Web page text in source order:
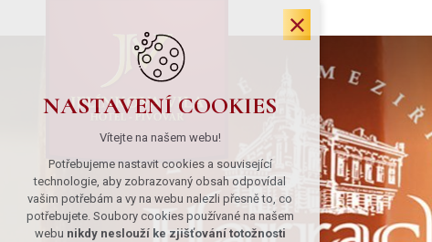
NASTAVENÍ COOKIES
Vítejte na našem webu!
Potřebujeme nastavit cookies a související
technologie, aby zobrazovaný obsah odpovídal
vašim potřebám a vy na webu nalezli přesně to, co
potřebujete. Soubory cookies používané na našem
webu nikdy neslouží ke zjišťování totožnosti